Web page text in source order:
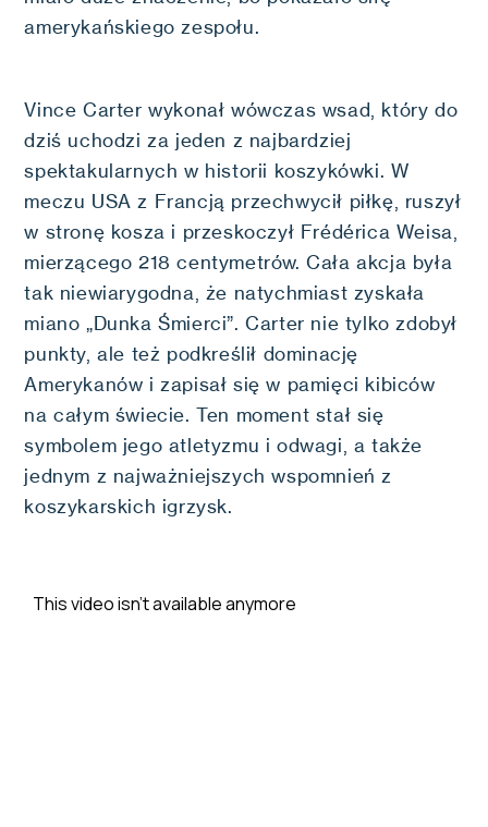
amerykańskiego zespołu.
Vince Carter wykonał wówczas wsad, który do
dziś uchodzi za jeden z najbardziej
spektakularnych w historii koszykówki. W
meczu USA z Francją przechwycił piłkę, ruszył
w stronę kosza i przeskoczył Frédérica Weisa,
mierzącego 218 centymetrów. Cała akcja była
tak niewiarygodna, że natychmiast zyskała
miano „Dunka Śmierci”. Carter nie tylko zdobył
punkty, ale też podkreślił dominację
Amerykanów i zapisał się w pamięci kibiców
na całym świecie. Ten moment stał się
symbolem jego atletyzmu i odwagi, a także
jednym z najważniejszych wspomnień z
koszykarskich igrzysk.